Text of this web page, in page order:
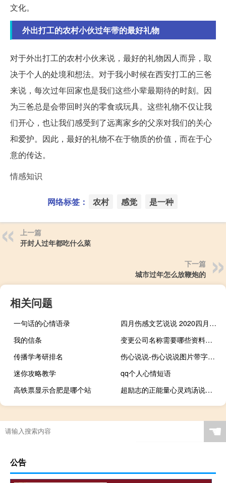
文化。
外出打工的农村小伙过年带的最好礼物
对于外出打工的农村小伙来说，最好的礼物因人而异，取
决于个人的处境和想法。对于我小时候在西安打工的三爸
来说，每次过年回家也是我们这些小辈最期待的时刻。因
为三爸总是会带回时兴的零食或玩具。这些礼物不仅让我
们开心，也让我们感受到了远离家乡的父亲对我们的关心
和爱护。因此，最好的礼物不在于物质的价值，而在于心
意的传达。
情感知识
网络标签： 农村 感觉 是一种
上一篇
开封人过年都吃什么菜
下一篇
城市过年怎么放鞭炮的
相关问题
一句话的心情语录
四月伤感文艺说说 2020四月伤感心情短语
我的信条
变更公司名称需要哪些资料（变更公司名称需要什么资料）
传播学考研排名
伤心说说-伤心说说图片带字，伤心文字图片大全
迷你攻略教学
qq个人心情短语
高铁票显示合肥是哪个站
超励志的正能量心灵鸡汤说说 累就对了舒服是留给死人的
☚
公告